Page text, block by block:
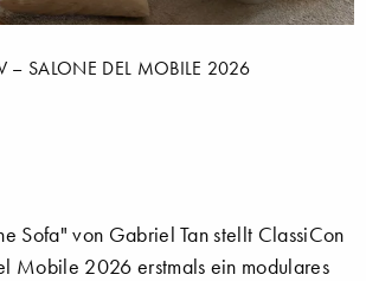
– SALONE DEL MOBILE 2026
Sofa" von Gabriel Tan stellt ClassiCon
Mobile 2026 erstmals ein modulares